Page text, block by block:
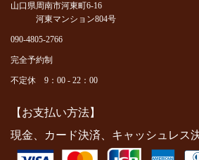
山口県周南市河東町6-16
河東マンション804号
090-4805-2766
完全予約制
不定休 9：00 - 22：00
【お支払い方法】
現金、カード決済、キャッシュレス